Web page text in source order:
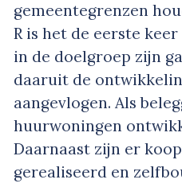
gemeentegrenzen
R is het de eerste
in de doelgroep zijn
daaruit de
aangevlogen. Als
huurwoningen
Daarnaast zijn er
gerealiseerd en